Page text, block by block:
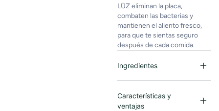
LŪZ eliminan la placa,
combaten las bacterias y
mantienen el aliento fresco,
para que te sientas seguro
después de cada comida.
Ingredientes
Características y
ventajas